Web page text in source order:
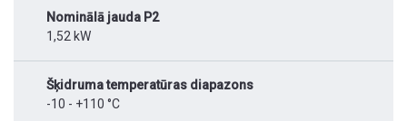
Nominālā jauda P2
1,52 kW
Šķidruma temperatūras diapazons
-10 - +110 °C